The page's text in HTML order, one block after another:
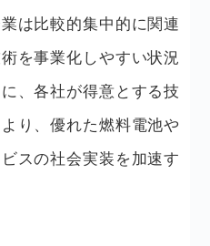
は比較的集中的に関連
を事業化しやすい状況
、各社が得意とする技
り、優れた燃料電池や
スの社会実装を加速す